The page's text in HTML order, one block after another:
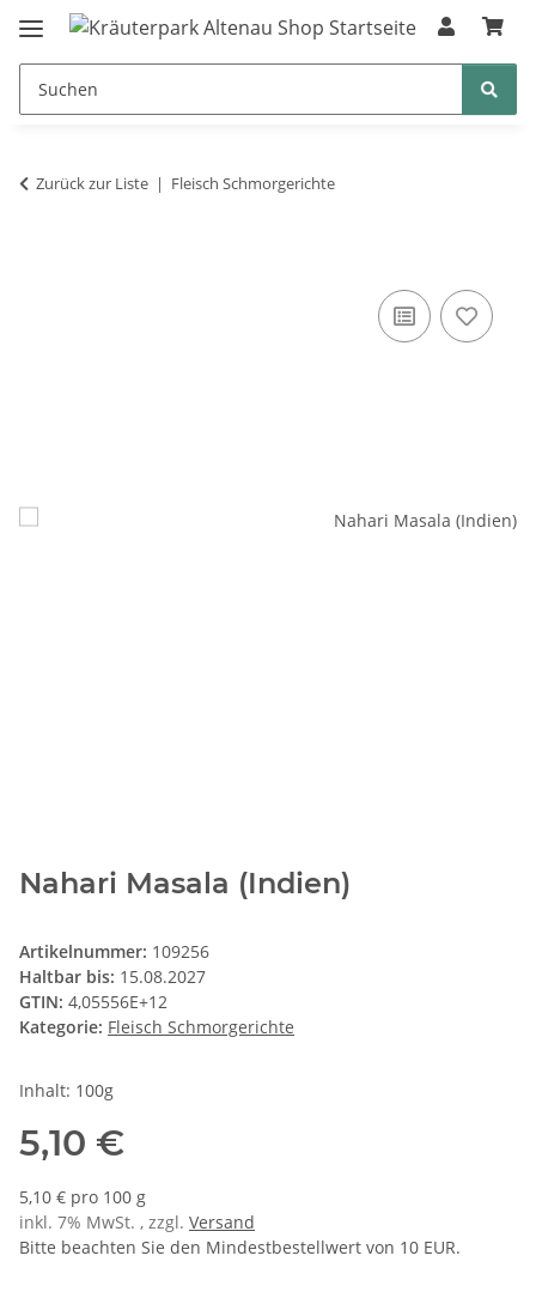
Zurück zur Liste Fleisch Schmorgerichte
Nahari Masala (Indien)
Artikelnummer: 109256
Haltbar bis: 15.08.2027
GTIN: 4,05556E+12
Kategorie: Fleisch Schmorgerichte
Inhalt: 100g
5,10 €
5,10 € pro 100 g
inkl. 7% MwSt. , zzgl. Versand
Bitte beachten Sie den Mindestbestellwert von 10 EUR.